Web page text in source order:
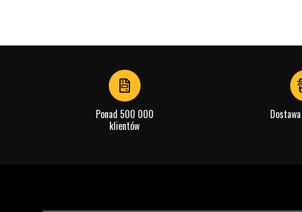
Ponad 500 000
klientów